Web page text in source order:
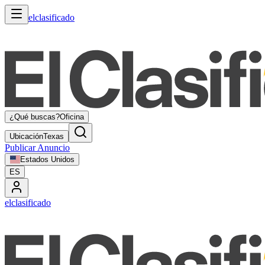
elclasificado
¿Qué buscas?Oficina
UbicaciónTexas
Publicar Anuncio
Estados Unidos
ES
elclasificado